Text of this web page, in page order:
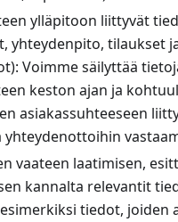
ylläpitoon liittyvät
yhteydenpito, tilaukset
Voimme säilyttää
keston ajan ja
asiakassuhteeseen
yhteydenottoihin
vaateen laatimisen,
kannalta relevantit
tiedot, joiden